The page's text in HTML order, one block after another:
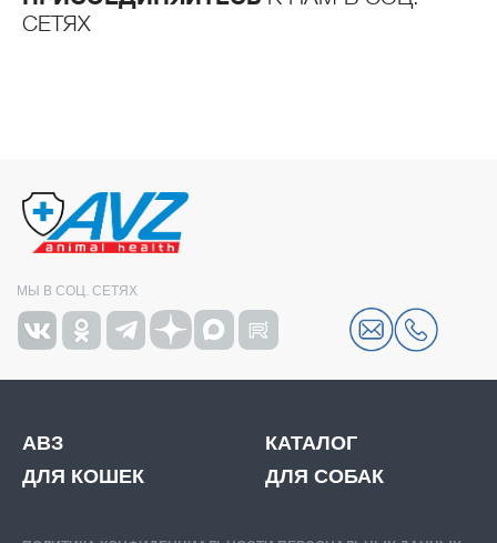
СЕТЯХ
МЫ В СОЦ. СЕТЯХ
АВЗ
КАТАЛОГ
ДЛЯ КОШЕК
ДЛЯ СОБАК